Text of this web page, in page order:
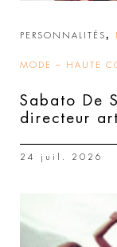
PERSONNALITÉS,
MODE – HAUTE
Sabato De
directeur
24 juil. 2026